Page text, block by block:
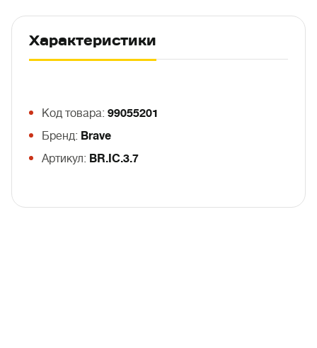
Характеристики
Код товара: 99055201
Бренд: Brave
Артикул: BR.IC.3.7